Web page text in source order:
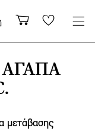
Καλάθι
αγορών
Wishlist
ΑΓΑΠΑ
μετάβασης